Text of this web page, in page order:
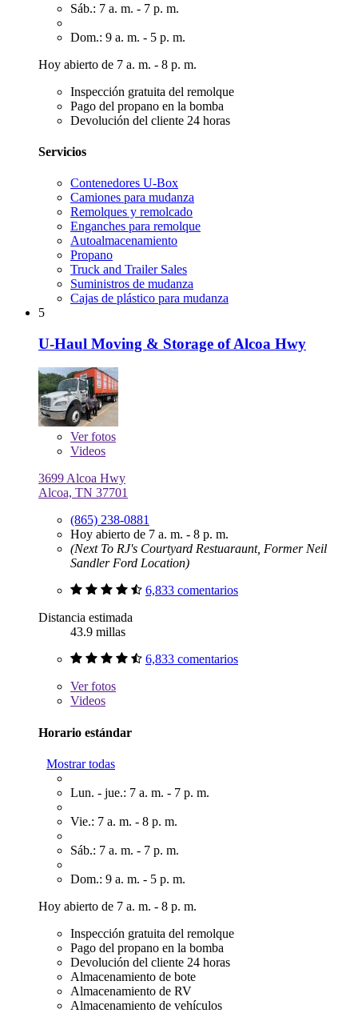
Sáb.: 7 a. m. - 7 p. m.
Dom.: 9 a. m. - 5 p. m.
Hoy abierto de 7 a. m. - 8 p. m.
Inspección gratuita del remolque
Pago del propano en la bomba
Devolución del cliente 24 horas
Servicios
Contenedores U-Box
Camiones para mudanza
Remolques y remolcado
Enganches para remolque
Autoalmacenamiento
Propano
Truck and Trailer Sales
Suministros de mudanza
Cajas de plástico para mudanza
5
U-Haul Moving & Storage of Alcoa Hwy
Verfotos
Videos
3699 Alcoa Hwy
Alcoa, TN 37701
(865) 238-0881
Hoy abierto de 7 a. m. - 8 p. m.
(Next To RJ's Courtyard Restuaraunt, Former Neil
Sandler Ford Location)
6,833 comentarios
Distancia estimada
43.9 millas
6,833 comentarios
Verfotos
Videos
Horario estándar
Mostrar todas
Lun. - jue.: 7 a. m. - 7 p. m.
Vie.: 7 a. m. - 8 p. m.
Sáb.: 7 a. m. - 7 p. m.
Dom.: 9 a. m. - 5 p. m.
Hoy abierto de 7 a. m. - 8 p. m.
Inspección gratuita del remolque
Pago del propano en la bomba
Devolución del cliente 24 horas
Almacenamiento de bote
Almacenamiento de RV
Almacenamiento de vehículos